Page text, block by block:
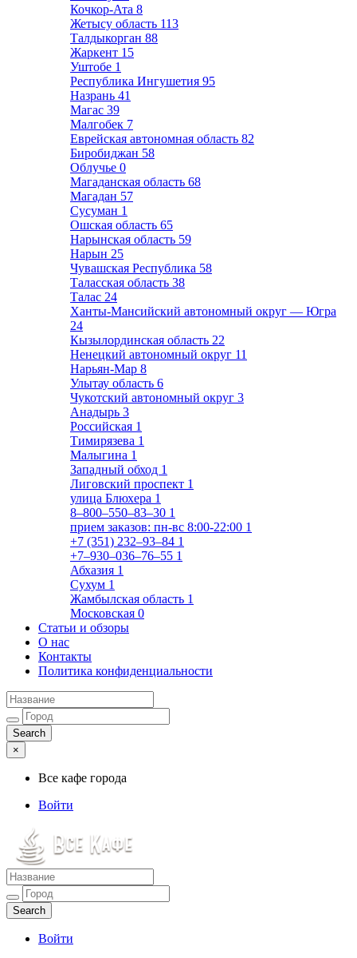
Кочкор-Ата 8
Жетысу область 113
Талдыкорган 88
Жаркент 15
Уштобе 1
Республика Ингушетия 95
Назрань 41
Магас 39
Малгобек 7
Еврейская автономная область 82
Биробиджан 58
Облучье 0
Магаданская область 68
Магадан 57
Сусуман 1
Ошская область 65
Нарынская область 59
Нарын 25
Чувашская Республика 58
Таласская область 38
Талас 24
Ханты-Мансийский автономный округ — Югра
24
Кызылординская область 22
Ненецкий автономный округ 11
Нарьян-Мар 8
Улытау область 6
Чукотский автономный округ 3
Анадырь 3
Российская 1
Тимирязева 1
Малыгина 1
Западный обход 1
Лиговский проспект 1
улица Блюхера 1
8‒800‒550‒83‒30 1
прием заказов: пн-вс 8:00-22:00 1
+7 (351) 232‒93‒84 1
+7‒930‒036‒76‒55 1
Абхазия 1
Сухум 1
Жамбылская область 1
Московская 0
Статьи и обзоры
О нас
Контакты
Политика конфиденциальности
×
Все кафе города
Войти
Все кафе города
Каталог хороших кафе
Войти